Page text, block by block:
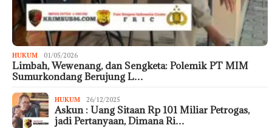
HUKUM 01/05/2026
Limbah, Wewenang, dan Sengketa: Polemik PT MIM
Sumurkondang Berujung L…
HUKUM 26/12/2025
Askun : Uang Sitaan Rp 101 Miliar Petrogas,
jadi Pertanyaan, Dimana Ri…